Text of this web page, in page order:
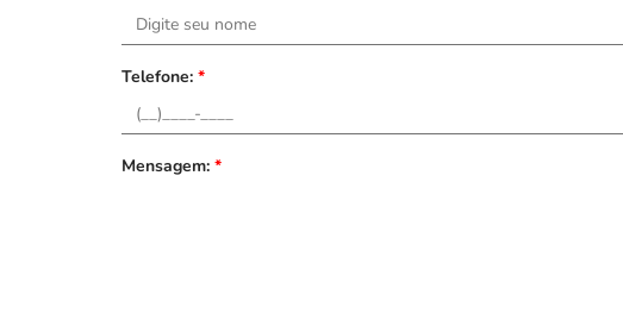
Telefone: *
Mensagem: *